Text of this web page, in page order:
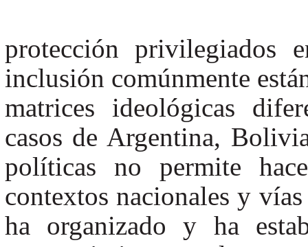
protección privilegiados
inclusión comúnmente
matrices ideológicas
casos de Argentina,
políticas no permite
contextos nacionales y
ha organizado y ha